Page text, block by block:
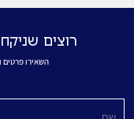
רוצים
השאירו פרטים